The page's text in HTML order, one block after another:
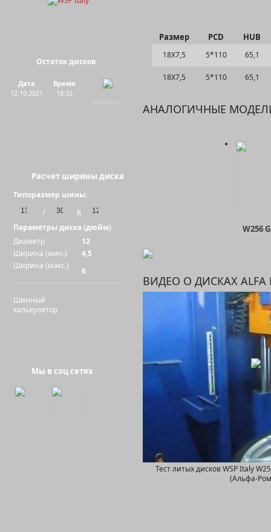
Цвет:
Размер PCD HUB
18Х7,5 5*110 65,1
18Х7,5 5*110 65,1
АНАЛОГИЧНЫЕ
W256
W251
W237
ВИДЕО О ДИСКАХ ALFA
Тест литых дисков WSP Italy
(Альфа-
Остаток дисков
Дата
12.10.2021
Время
18:32
Расчет ширины диска
Типоразмер шины:
/
R
Параметры диска (дюйм)
Диаметр
12
Ширина (мин.)
4,5
Ширина (макс.)
6
Шинный
калькулятор
Мы в соц сетях